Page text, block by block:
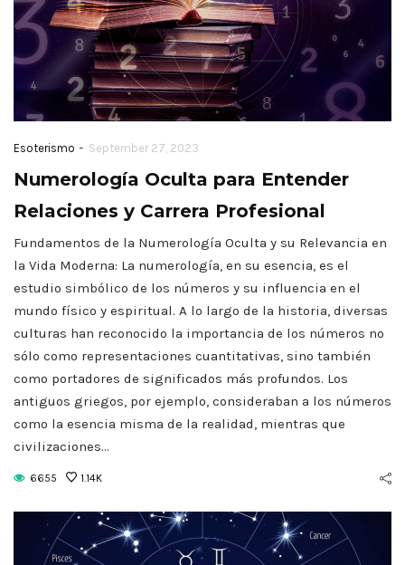
Esoterismo - September 27, 2023
Numerología Oculta para Entender
Relaciones y Carrera Profesional
Fundamentos de la Numerología Oculta y su Relevancia en
la Vida Moderna: La numerología, en su esencia, es el
estudio simbólico de los números y su influencia en el
mundo físico y espiritual. A lo largo de la historia, diversas
culturas han reconocido la importancia de los números no
sólo como representaciones cuantitativas, sino también
como portadores de significados más profundos. Los
antiguos griegos, por ejemplo, consideraban a los números
como la esencia misma de la realidad, mientras que
civilizaciones…
6655 1.14K